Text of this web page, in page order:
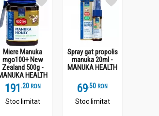
bioflavonoide, substanţe cu proprietăţi
esenţiale au efecte revigorante atât la
Miere Manuka
mgo100+ New
Zealand 500g -
HEALTH
191 .2 RON
Stoc limitat
Spray gat propolis
manuka 20ml -
MANUKA HEALTH
69.5 RON
Stoc limitat